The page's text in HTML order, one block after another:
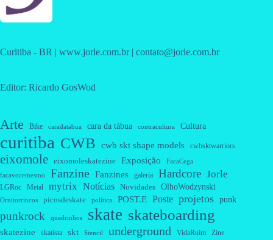
Curitiba - BR | www.jorle.com.br | contato@jorle.com.br
Editor: Ricardo GosWod
Arte Bike caradatabua cara da tábua contracultura Cultura
curitiba CWB cwb skt shape models cwbsktwarriors
eixomole eixomoleskatezine Exposição FacaCega
facavocemesmo Fanzine Fanzines galeria Hardcore Jorle
LGRoc Metal mytrix Notícias Novidades OlhoWodzynski
Ornitorrincos picosdeskate política POST.E Poste projetos punk
punkrock quadrinhos skate skateboarding
skatezine skatista skt Stencil underground VidaRuim Zine